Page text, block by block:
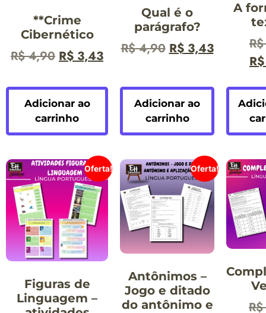
**Crime
Cibernético
R$4,90 R$3,43
Adicionar ao
carrinho
Qual é o
parágrafo?
R$4,90 R$3,43
Adicionar ao
carrinho
A
R$
R$
Oferta!
Figuras de
Linguagem –
Oferta!
Antônimos –
Jogo e ditado
do antônimo e
R$